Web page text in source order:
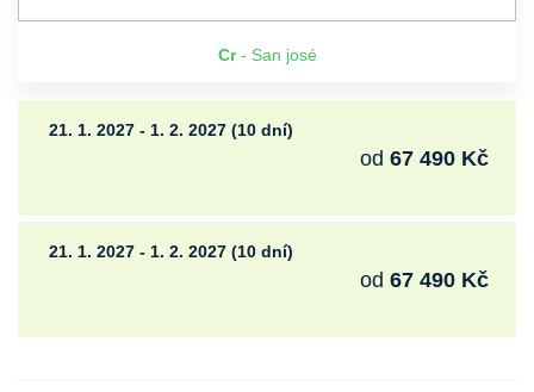
Cr- San josé
21. 1. 2027 - 1. 2. 2027 (10 dní)
od 67 490 Kč
21. 1. 2027 - 1. 2. 2027 (10 dní)
od 67 490 Kč